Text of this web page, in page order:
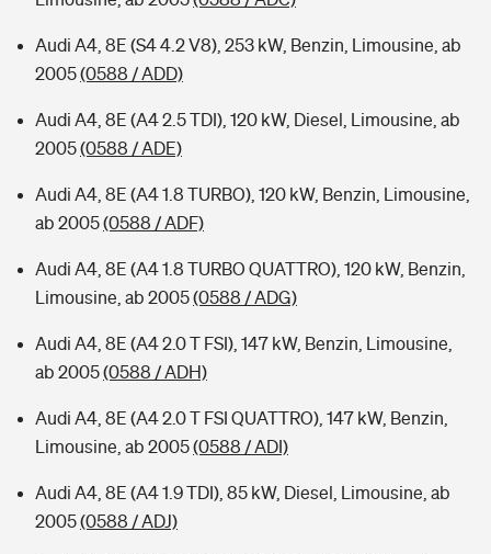
Audi A4, 8E (S4 4.2 V8), 253 kW, Benzin, Limousine, ab
2005(0588 / ADD)
Audi A4, 8E (A4 2.5 TDI), 120 kW, Diesel, Limousine, ab
2005(0588 / ADE)
Audi A4, 8E (A4 1.8 TURBO), 120 kW, Benzin, Limousine,
ab 2005(0588 / ADF)
Audi A4, 8E (A4 1.8 TURBO QUATTRO), 120 kW, Benzin,
Limousine, ab 2005(0588 / ADG)
Audi A4, 8E (A4 2.0 T FSI), 147 kW, Benzin, Limousine,
ab 2005(0588 / ADH)
Audi A4, 8E (A4 2.0 T FSI QUATTRO), 147 kW, Benzin,
Limousine, ab 2005(0588 / ADI)
Audi A4, 8E (A4 1.9 TDI), 85 kW, Diesel, Limousine, ab
2005(0588 / ADJ)